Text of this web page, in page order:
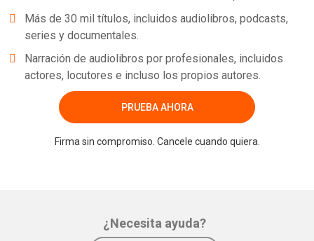
Más de 30 mil títulos, incluidos audiolibros, podcasts,
series y documentales.
Narración de audiolibros por profesionales, incluidos
actores, locutores e incluso los propios autores.
PRUEBA AHORA
Firma sin compromiso. Cancele cuando quiera.
¿Necesita ayuda?